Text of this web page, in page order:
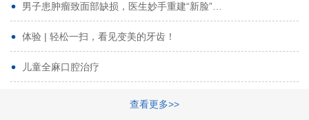
林夏羽 颜晶
路娜 商晔
周碧玲
男子患肿瘤致面部缺损，医生妙手重建“新脸”…
体验 | 轻松一扫，看见变美的牙齿！
儿童全麻口腔治疗
查看更多>>